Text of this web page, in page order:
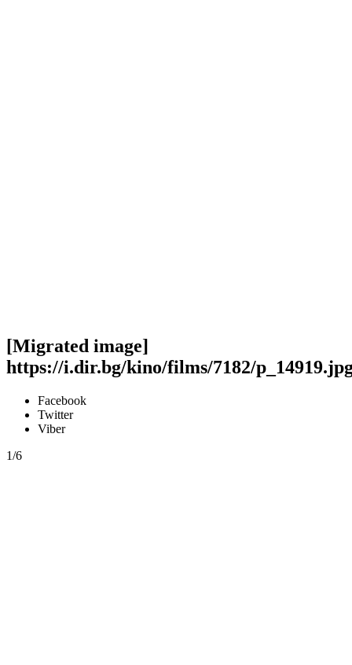
[Migrated image]
https://i.dir.bg/kino/films/7182/
Facebook
Twitter
Viber
1/6